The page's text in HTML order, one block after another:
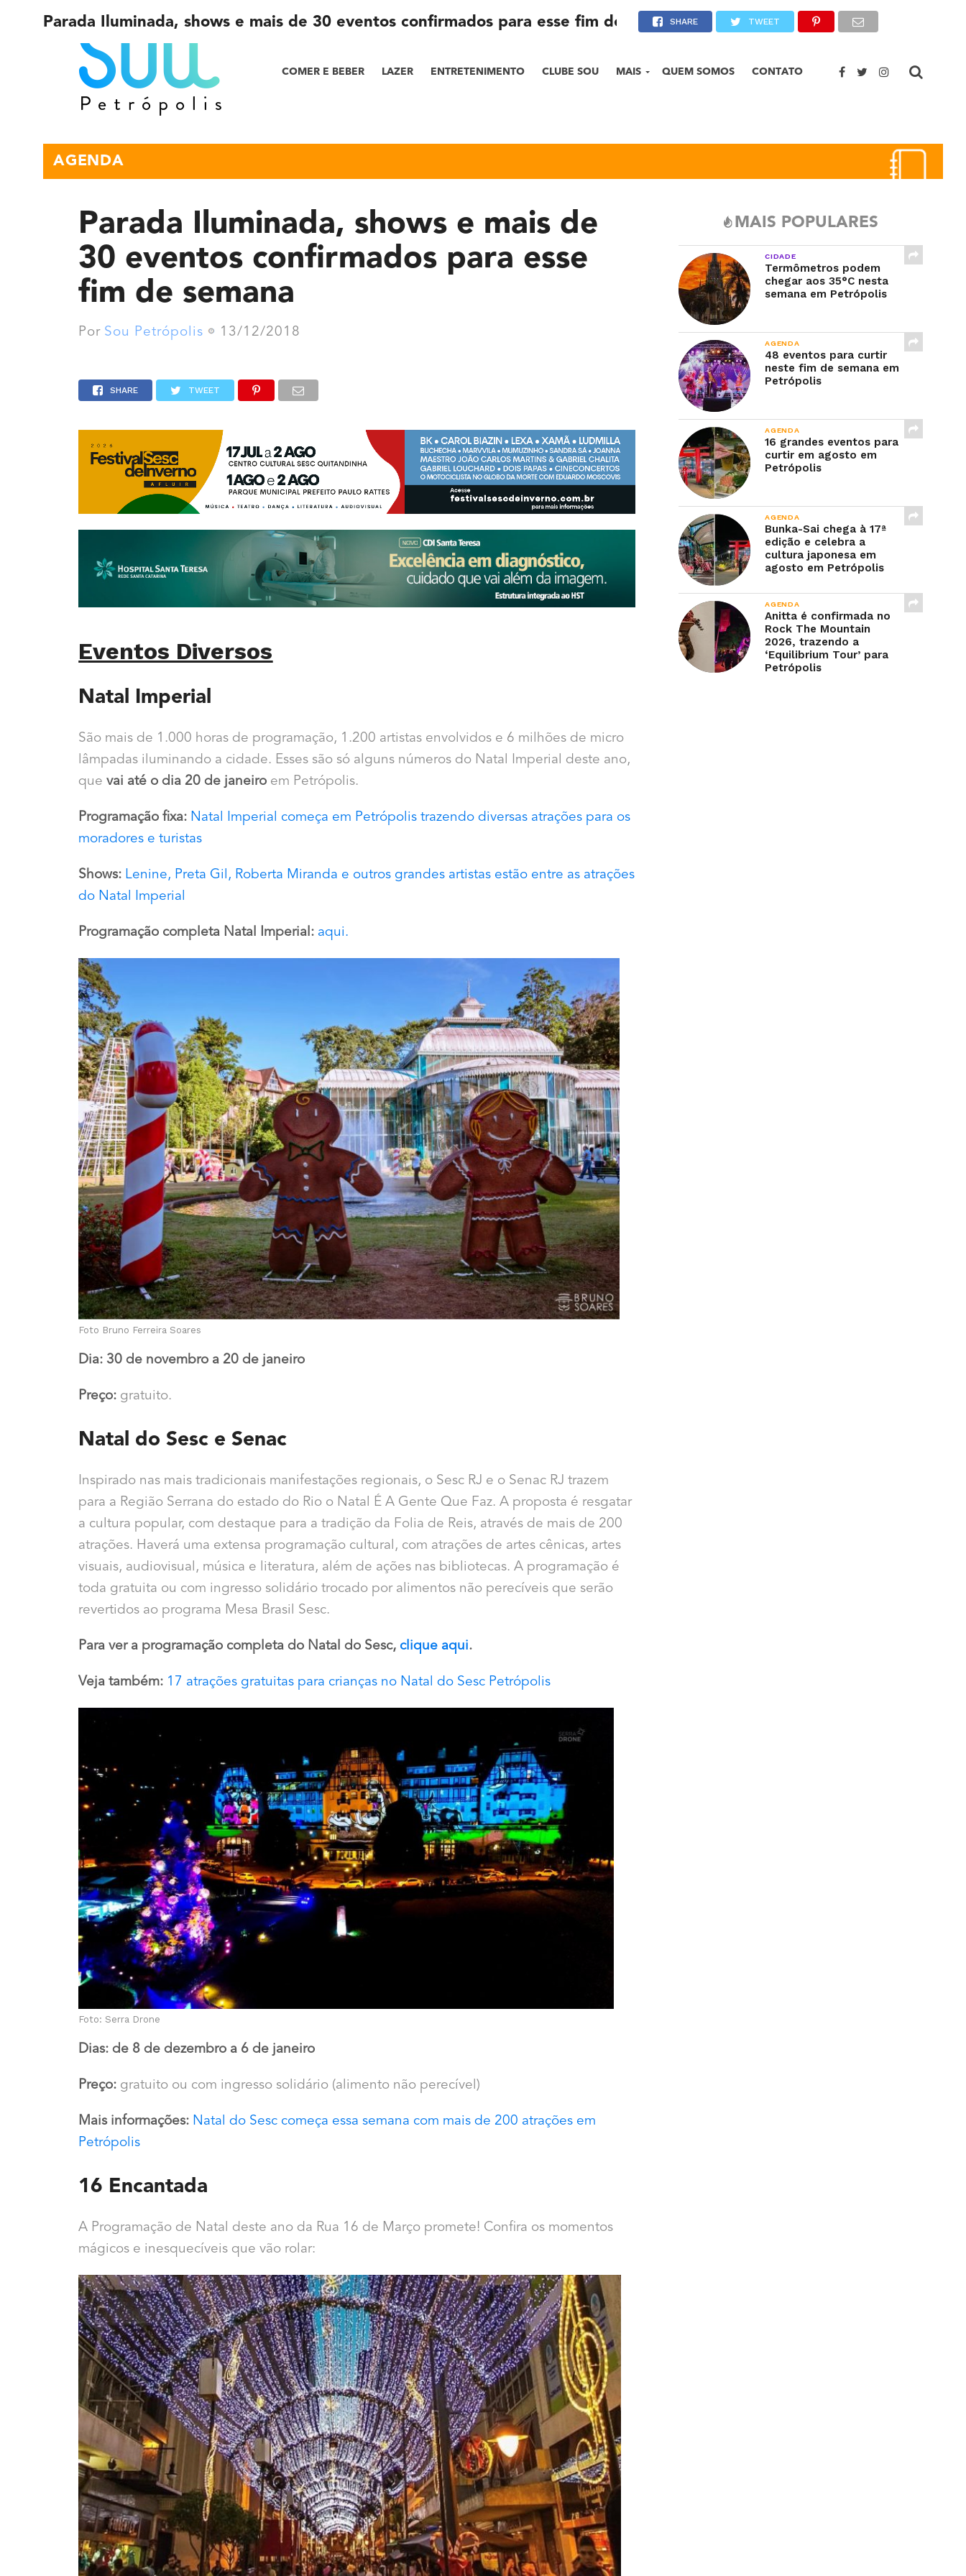
COMER E BEBER LAZER ENTRETENIMENTO CLUBE SOU MAIS QUEM SOMOS CONTATO
Parada Iluminada, shows e mais de 30 eventos confirmados para esse fim de semanaSHARE TWEET
AGENDA
Parada Iluminada, shows e mais de
30 eventos confirmados para esse
fim de semana
Por Sou Petrópolis 13/12/2018
SHARE TWEET
Eventos Diversos
Natal Imperial
São mais de 1.000 horas de programação, 1.200 artistas envolvidos e 6 milhões de micro
lâmpadas iluminando a cidade. Esses são só alguns números do Natal Imperial deste ano,
que vai até o dia 20 de janeiro em Petrópolis.
Programação fixa: Natal Imperial começa em Petrópolis trazendo diversas atrações para os
moradores e turistas
Shows: Lenine, Preta Gil, Roberta Miranda e outros grandes artistas estão entre as atrações
do Natal Imperial
Programação completa Natal Imperial: aqui.
Foto Bruno Ferreira Soares
Dia: 30 de novembro a 20 de janeiro
Preço: gratuito.
Natal do Sesc e Senac
Inspirado nas mais tradicionais manifestações regionais, o Sesc RJ e o Senac RJ trazem
para a Região Serrana do estado do Rio o Natal É A Gente Que Faz. A proposta é resgatar
a cultura popular, com destaque para a tradição da Folia de Reis, através de mais de 200
atrações. Haverá uma extensa programação cultural, com atrações de artes cênicas, artes
visuais, audiovisual, música e literatura, além de ações nas bibliotecas. A programação é
toda gratuita ou com ingresso solidário trocado por alimentos não perecíveis que serão
revertidos ao programa Mesa Brasil Sesc.
Para ver a programação completa do Natal do Sesc, clique aqui.
Veja também: 17 atrações gratuitas para crianças no Natal do Sesc Petrópolis
Foto: Serra Drone
Dias: de 8 de dezembro a 6 de janeiro
Preço: gratuito ou com ingresso solidário (alimento não perecível)
Mais informações: Natal do Sesc começa essa semana com mais de 200 atrações em
Petrópolis
16 Encantada
A Programação de Natal deste ano da Rua 16 de Março promete! Confira os momentos
mágicos e inesquecíveis que vão rolar:
MAIS POPULARES
CIDADE
Termômetros podem
chegar aos 35°C nesta
semana em Petrópolis
AGENDA
48 eventos para curtir
neste fim de semana em
Petrópolis
AGENDA
16 grandes eventos para
curtir em agosto em
Petrópolis
AGENDA
Bunka-Sai chega à 17ª
edição e celebra a
cultura japonesa em
agosto em Petrópolis
AGENDA
Anitta é confirmada no
Rock The Mountain
2026, trazendo a
‘Equilibrium Tour’ para
Petrópolis